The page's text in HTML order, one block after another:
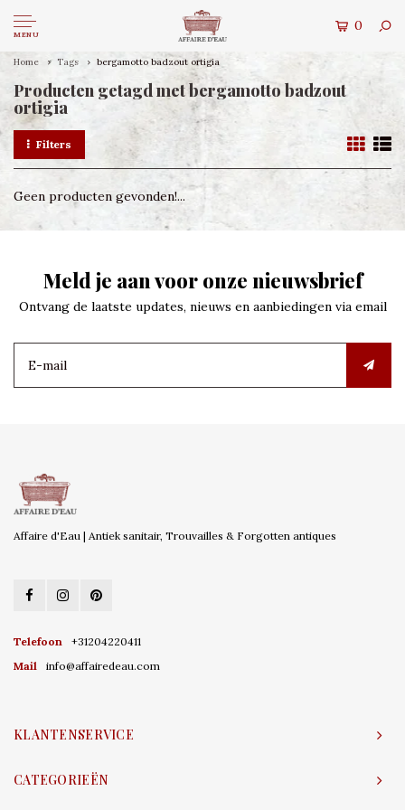
MENU
0
Home Tags bergamotto badzout ortigia
Producten getagd met bergamotto badzout
ortigia
Filters
Geen producten gevonden!...
Meld je aan voor onze nieuwsbrief
Ontvang de laatste updates, nieuws en aanbiedingen via email
Affaire d'Eau | Antiek sanitair, Trouvailles & Forgotten antiques
Telefoon
+31204220411
Mail
info@affairedeau.com
KLANTENSERVICE
CATEGORIEËN